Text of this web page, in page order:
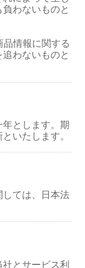
わないものと
情報に関する
わないものと
とします。期
いたします。
ては、日本法
とサービス利